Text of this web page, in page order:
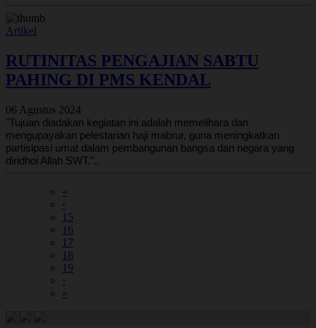
Artikel
RUTINITAS PENGAJIAN SABTU
PAHING DI PMS KENDAL
06 Agustus 2024
"Tujuan diadakan kegiatan ini adalah memelihara dan
mengupayakan pelestarian haji mabrur, guna meningkatkan
partisipasi umat dalam pembangunan bangsa dan negara yang
diridhoi Allah SWT.”..
«
‹
15
16
17
18
19
›
»